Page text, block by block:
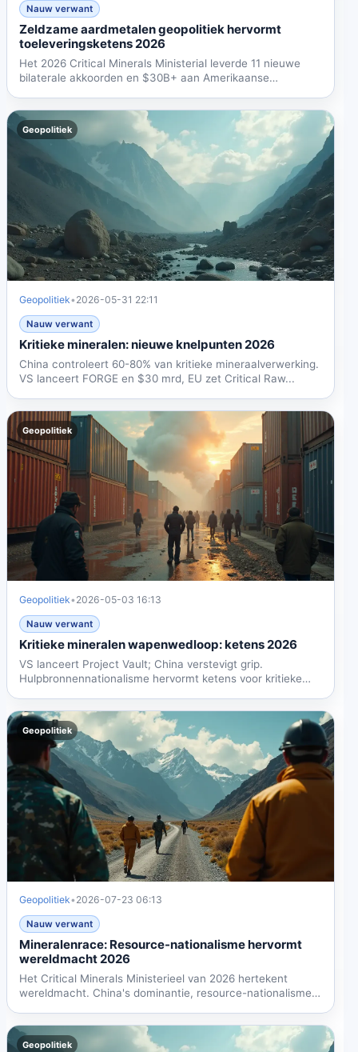
Nauw verwant
Zeldzame aardmetalen geopolitiek hervormt
toeleveringsketens 2026
Het 2026 Critical Minerals Ministerial leverde 11 nieuwe
bilaterale akkoorden en $30B+ aan Amerikaanse
Geopolitiek
Geopolitiek• 2026-05-31 22:11
Nauw verwant
Kritieke mineralen: nieuwe knelpunten 2026
China controleert 60-80% van kritieke mineraalverwerking.
VS lanceert FORGE en $30 mrd, EU zet Critical Raw...
Geopolitiek
Geopolitiek• 2026-05-03 16:13
Nauw verwant
Kritieke mineralen wapenwedloop: ketens 2026
VS lanceert Project Vault; China verstevigt grip.
Hulpbronnennationalisme hervormt ketens voor kritieke
Geopolitiek
Geopolitiek• 2026-07-23 06:13
Nauw verwant
Mineralenrace: Resource-nationalisme hervormt
wereldmacht 2026
Het Critical Minerals Ministerieel van 2026 hertekent
wereldmacht. China's dominantie, resource-nationalisme
Geopolitiek